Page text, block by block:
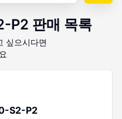
P2 판매 목록
싶으시다면
S2-P2